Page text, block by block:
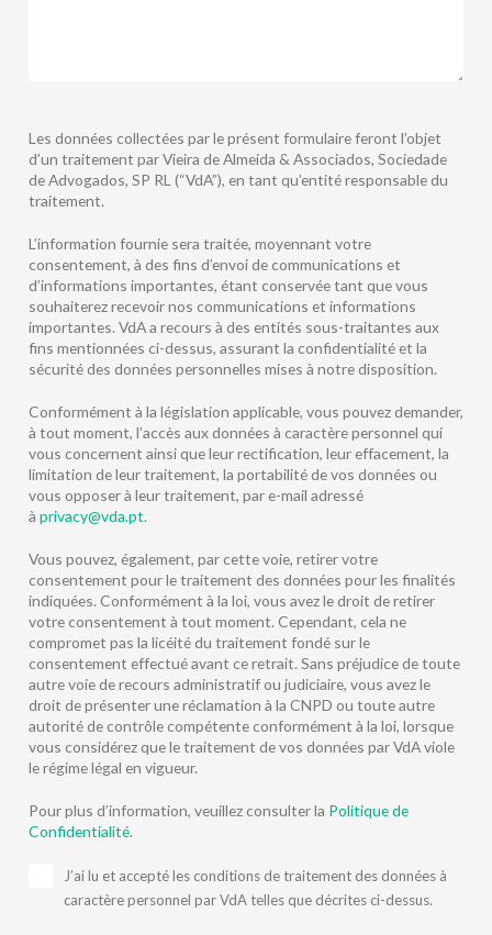
Les données collectées par le présent formulaire feront l’objet
d’un traitement par Vieira de Almeida & Associados, Sociedade
de Advogados, SP RL (“VdA”), en tant qu’entité responsable du
traitement.
L’information fournie sera traitée, moyennant votre
consentement, à des fins d’envoi de communications et
d’informations importantes, étant conservée tant que vous
souhaiterez recevoir nos communications et informations
importantes. VdA a recours à des entités sous-traitantes aux
fins mentionnées ci-dessus, assurant la confidentialité et la
sécurité des données personnelles mises à notre disposition.
Conformément à la législation applicable, vous pouvez demander,
à tout moment, l’accès aux données à caractère personnel qui
vous concernent ainsi que leur rectification, leur effacement, la
limitation de leur traitement, la portabilité de vos données ou
vous opposer à leur traitement, par e-mail adressé
à privacy@vda.pt.
Vous pouvez, également, par cette voie, retirer votre
consentement pour le traitement des données pour les finalités
indiquées. Conformément à la loi, vous avez le droit de retirer
votre consentement à tout moment. Cependant, cela ne
compromet pas la licéité du traitement fondé sur le
consentement effectué avant ce retrait. Sans préjudice de toute
autre voie de recours administratif ou judiciaire, vous avez le
droit de présenter une réclamation à la CNPD ou toute autre
autorité de contrôle compétente conformément à la loi, lorsque
vous considérez que le traitement de vos données par VdA viole
le régime légal en vigueur.
Pour plus d’information, veuillez consulter la Politique de
Confidentialité.
J’ai lu et accepté les conditions de traitement des données à
caractère personnel par VdA telles que décrites ci-dessus.